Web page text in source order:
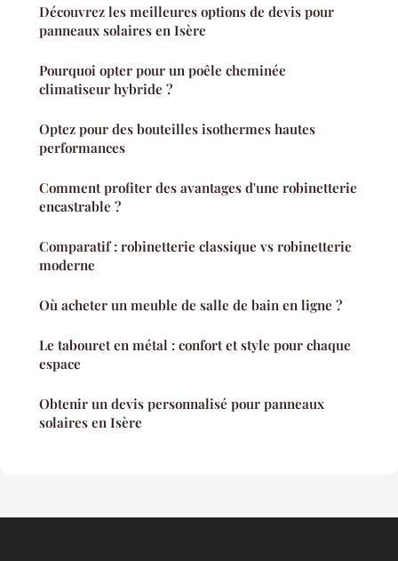
Découvrez les meilleures options de devis pour
panneaux solaires en Isère
Pourquoi opter pour un poêle cheminée
climatiseur hybride ?
Optez pour des bouteilles isothermes hautes
performances
Comment profiter des avantages d'une robinetterie
encastrable ?
Comparatif : robinetterie classique vs robinetterie
moderne
Où acheter un meuble de salle de bain en ligne ?
Le tabouret en métal : confort et style pour chaque
espace
Obtenir un devis personnalisé pour panneaux
solaires en Isère